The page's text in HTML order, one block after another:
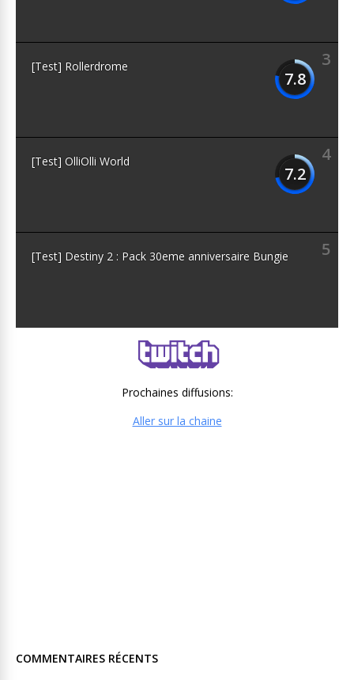
3
7.8
[Test] Rollerdrome
4
7.2
[Test] OlliOlli World
5
[Test] Destiny 2 : Pack 30eme anniversaire Bungie
Prochaines diffusions:
Aller sur la chaine
COMMENTAIRES RÉCENTS